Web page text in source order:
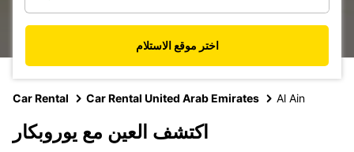
اختر موقع الاستلام
Car Rental Car Rental United Arab Emirates Al Ain
اكتشف العين مع يوروبكار